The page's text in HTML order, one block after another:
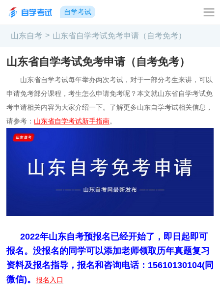
自学考试
山东自考 > 山东省自学考试免考申请（自考免考）
山东省自学考试免考申请（自考免考）
山东省自学考试每年举办两次考试，对于一部分考生来讲，可以
申请免考部分课程，考生怎么申请免考呢？本文就山东省自学考试免
考申请相关内容为大家介绍一下。了解更多山东自学考试相关信息，
请参考： 山东省自学考试新手指南。
2022年山东自考预报名已经开始了，即日起即可
报名。没报名的同学可以添加老师领取历年真题复习
资料及报名指导，报名和咨询电话：15610130104(同
微信)。
报名入口